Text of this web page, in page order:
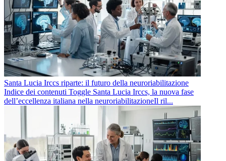
Santa Lucia Irccs riparte: il futuro della neuroriabilitazione
Indice dei contenuti Toggle Santa Lucia Irccs, la nuova fase
dell’eccellenza italiana nella neuroriabilitazioneIl ril...